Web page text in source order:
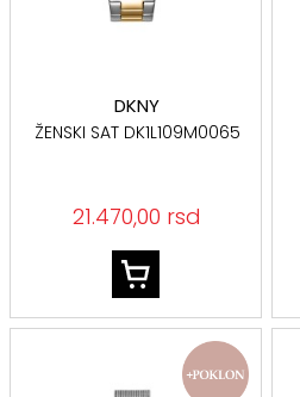
DKNY
ŽENSKI SAT DK1L109M0065
21.470,00 rsd